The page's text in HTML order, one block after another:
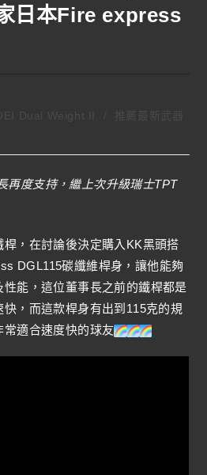
日本Fire express
Dual Weight II
再度支持，繼上次升級瑞士TPT
，在討論後決定購入KK黑頭搭
DGL115碳纖維桿身，讓他能夠
能，這位董事長之前的鐵桿都是
，而這款桿身有出到115克的規
適合速度快的球友